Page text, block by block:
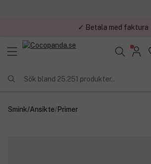
Sök bland 25.251 produkter..
Smink/Ansikte/Primer